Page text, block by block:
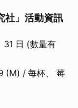
社」活動資訊
31 日 (數量有
(M) / 每杯、 莓